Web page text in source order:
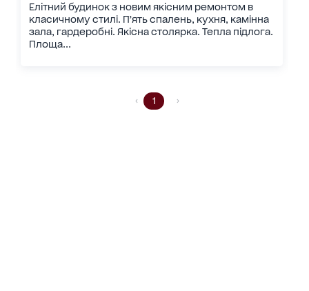
Елітний будинок з новим якісним ремонтом в
класичному стилі. Пʼять спалень, кухня, камінна
зала, гардеробні. Якісна столярка. Тепла підлога.
Площа...
1